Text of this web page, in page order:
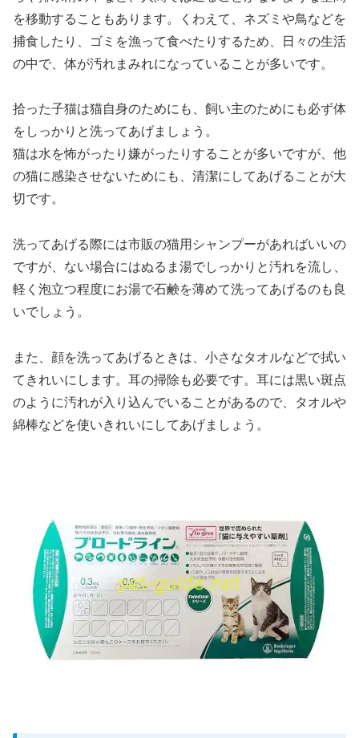
を移動することもあります。くわえて、ネズミや鳥などを
捕食したり、ゴミを漁って食べたりするため、日々の生活
の中で、体が汚れまみれになっていることが多いです。
拾った子猫は猫自身のためにも、飼い主のためにも必ず体
をしっかりと洗ってあげましょう。
猫は水を怖がったり嫌がったりすることが多いですが、他
の猫に感染させないためにも、清潔にしてあげることが大
切です。
洗ってあげる際には市販の猫用シャンプーがあればいいの
ですが、ない場合にはぬるま湯でしっかりと汚れを流し、
軽く泡立つ程度にお湯で石鹸を薄めて洗ってあげるのも良
いでしょう。
また、顔を洗ってあげるときは、小さなタオルなどで拭い
てきれいにします。耳の掃除も必要です。耳には黒い斑点
のように汚れが入り込んでいることがあるので、タオルや
綿棒などを使いきれいにしてあげましょう。